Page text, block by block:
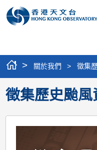
> 關於我們 > 徵集
徵集歷史颱風